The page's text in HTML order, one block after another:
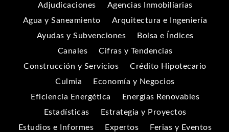
Adjudicaciones
Agencias Inmobiliarias
Agua y Saneamiento
Arquitectura e Ingeniería
Ayudas y Subvenciones
Bolsa e Índices
Canales
Cifras y Tendencias
Construcción y Servicios
Crédito Hipotecario
Culmia
Economía y Negocios
Eficiencia Energética
Energías Renovables
Estadísticas
Estrategia y Proyectos
Estudios e Informes
Expertos
Ferias y Eventos